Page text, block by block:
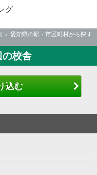
グ
愛知県の駅・市区町村から探す
の校舎
込む